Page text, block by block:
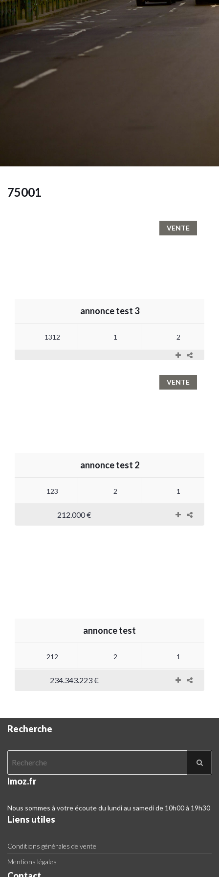
75001
VENTE
annonce test 3
1312 1 2
VENTE
annonce test 2
123 2 1
212.000 €
annonce test
212 2 1
234.343.223 €
Recherche
Imoz.fr
Nous sommes à votre écoute du lundi au samedi de 10h00 à 19h30
Liens utiles
Conditions générales de vente
Mentions légales